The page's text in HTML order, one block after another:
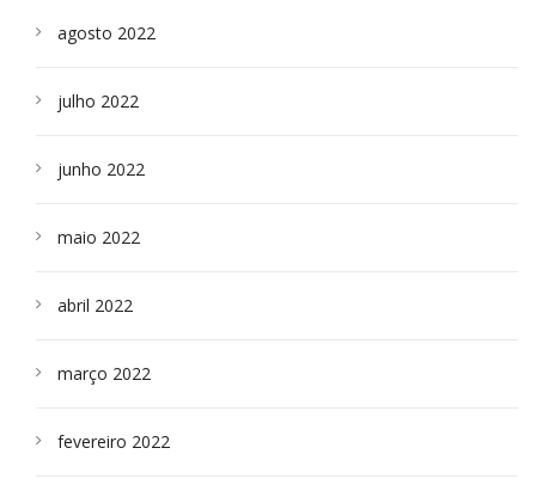
agosto 2022
julho 2022
junho 2022
maio 2022
abril 2022
março 2022
fevereiro 2022